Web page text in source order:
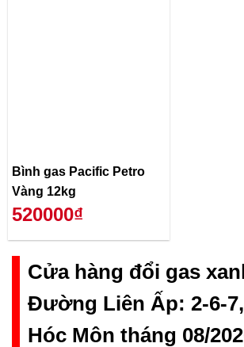
Bình gas Pacific Petro
Vàng 12kg
520000₫
Cửa hàng đổi gas
Đường Liên Ấp: 2-6-
Hóc Môn tháng 08/